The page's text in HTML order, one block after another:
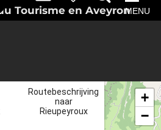
Tourisme en AveyronMENU
Routebeschrijving
naar
Rieupeyroux
+
−